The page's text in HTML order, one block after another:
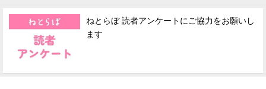
ねとらぼ 読者アンケートにご協力をお願いし
ます